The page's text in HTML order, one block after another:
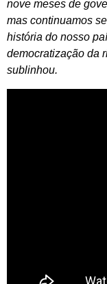
nove meses de
mas continuamos
história do nosso
democratização da
sublinhou.